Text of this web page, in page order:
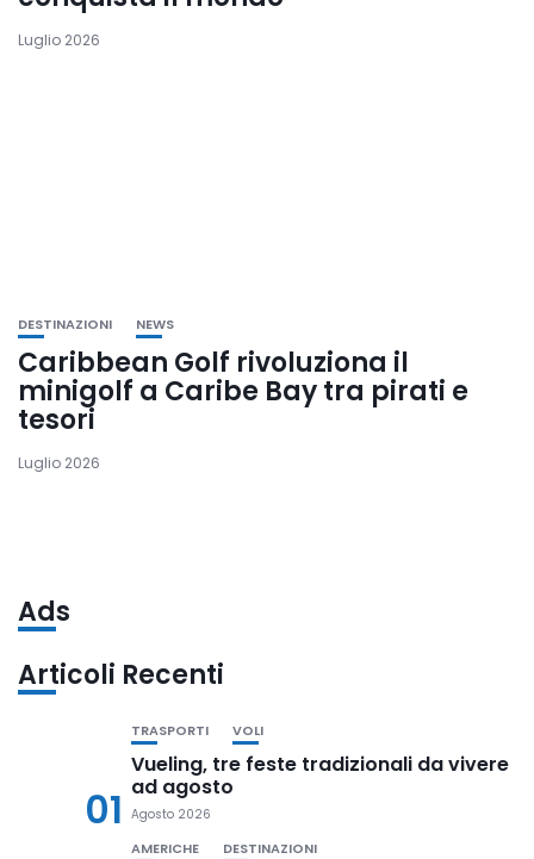
Luglio 2026
DESTINAZIONI NEWS
Caribbean Golf rivoluziona il
minigolf a Caribe Bay tra pirati e
tesori
Luglio 2026
Ads
Articoli Recenti
01
TRASPORTI VOLI
Vueling, tre feste tradizionali da vivere
ad agosto
Agosto 2026
AMERICHE DESTINAZIONI